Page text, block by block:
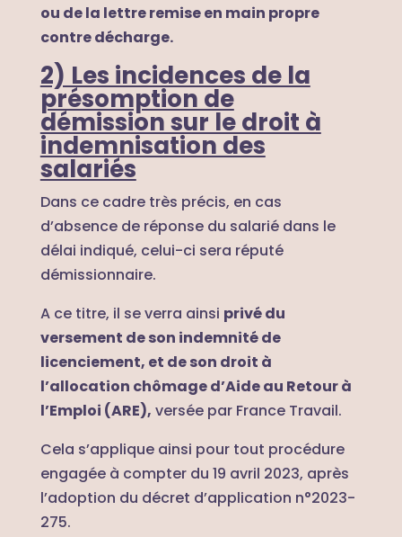
ou de la lettre remise en main propre
contre décharge.
2) Les incidences de la
présomption de
démission sur le droit à
indemnisation des
salariés
Dans ce cadre très précis, en cas
d’absence de réponse du salarié dans le
délai indiqué, celui-ci sera réputé
démissionnaire.
A ce titre, il se verra ainsi privé du
versement de son indemnité de
licenciement, et de son droit à
l’allocation chômage d’Aide au Retour à
l’Emploi (ARE), versée par France Travail.
Cela s’applique ainsi pour tout procédure
engagée à compter du 19 avril 2023, après
l’adoption du décret d’application n°2023-
275.